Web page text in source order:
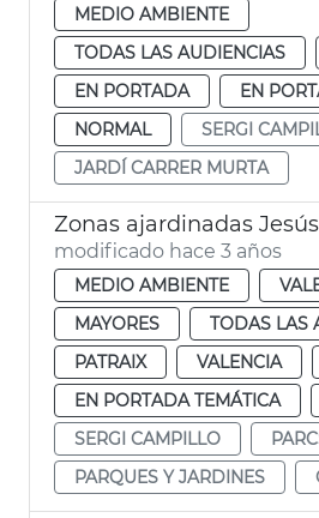
MEDIO AMBIENTE
TODAS LAS AUDIENCIAS
EN PORTADA
EN
NORMAL
SERGI
JARDÍ CARRER MURTA
Zonas ajardinadas Jesús
modificado hace 3 años
MEDIO AMBIENTE
MAYORES
TODAS LAS
PATRAIX
VALENCIA
EN PORTADA TEMÁTICA
SERGI CAMPILLO
PARQUES Y JARDINES